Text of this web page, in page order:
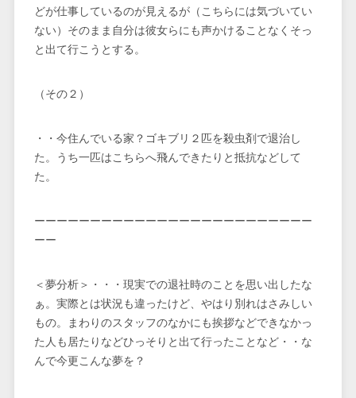
どが仕事しているのが見えるが（こちらには気づいてい
ない）そのまま自分は彼女らにも声かけることなくそっ
と出て行こうとする。
（その２）
・・今住んでいる家？ゴキブリ２匹を殺虫剤で退治し
た。うち一匹はこちらへ飛んできたりと抵抗などして
た。
ーーーーーーーーーーーーーーーーーーーーーーーーー
ーー
＜夢分析＞・・・現実での退社時のことを思い出したな
ぁ。実際とは状況も違ったけど、やはり別れはさみしい
もの。まわりのスタッフのなかにも挨拶などできなかっ
た人も居たりなどひっそりと出て行ったことなど・・な
んで今更こんな夢を？